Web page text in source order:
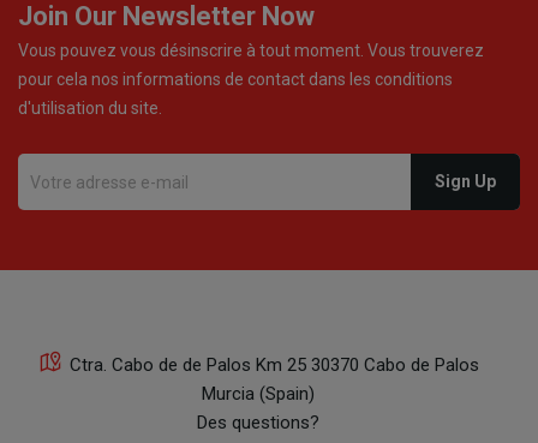
Join Our Newsletter Now
Vous pouvez vous désinscrire à tout moment. Vous trouverez
pour cela nos informations de contact dans les conditions
d'utilisation du site.
Ctra. Cabo de de Palos Km 25 30370 Cabo de Palos
Murcia (Spain)
Des questions?